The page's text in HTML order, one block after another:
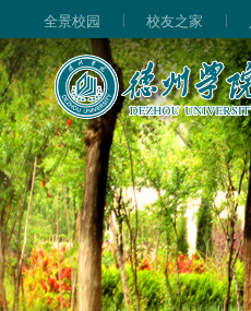
全景校园 | 校友之家 |